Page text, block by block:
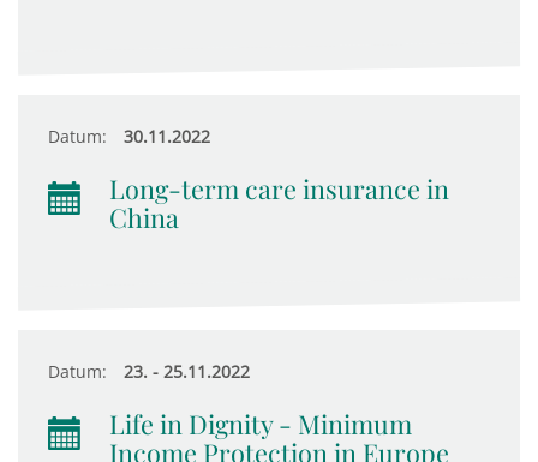
Datum: 30.11.2022
Long-term care insurance in
China
Datum: 23. - 25.11.2022
Life in Dignity - Minimum
Income Protection in Europe